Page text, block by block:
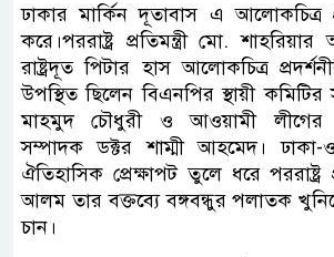
ঢাকার মার্কিন দূতাবাস এ আলোকচিত্র
করে।পররাষ্ট্র প্রতিমন্ত্রী মো.
রাষ্ট্রদূত পিটার হাস আলোকচিত্র
উপস্থিত ছিলেন বিএনপির স্থায়ী
মাহমুদ চৌধুরী ও আওয়ামী লীগের
সম্পাদক ডক্টর শাম্মী আহমেদ। ঢাকা-
ঐতিহাসিক প্রেক্ষাপট তুলে ধরে পররাষ্ট্র
আলম তার বক্তব্যে বঙ্গবন্ধুর পলাতক
চান।